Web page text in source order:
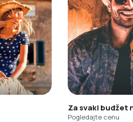
Za svaki budžet
Pogledajte cenu